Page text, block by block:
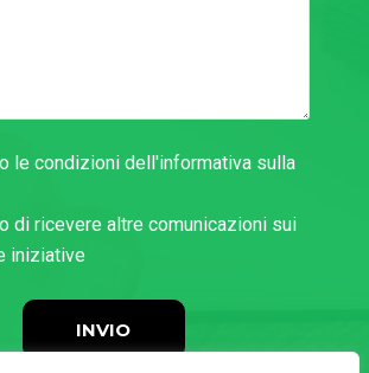
le condizioni dell'informativa sulla
di ricevere altre comunicazioni sui
iniziative